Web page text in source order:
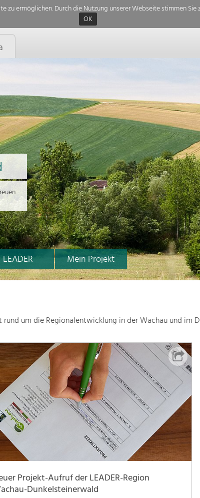
ermöglichen. Durch die Nutzung unserer Webseite stimmen
OK
LEADER Mein Projekt
um die Regionalentwicklung in der Wachau und im
Projekt-Aufruf der LEADER-Region
Dunkelsteinerwald